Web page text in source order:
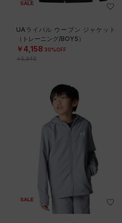
SALE
UAライバル ウーブン ジャケット
（トレーニング/BOYS）
￥4,158 30%OFF
￥5,940
SALE